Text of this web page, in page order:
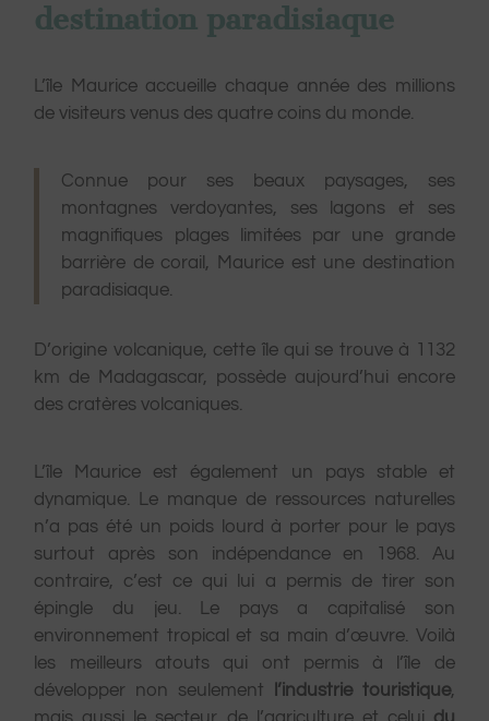
destination paradisiaque
L’île Maurice accueille chaque année des millions
de visiteurs venus des quatre coins du monde.
Connue pour ses beaux paysages, ses
montagnes verdoyantes, ses lagons et ses
magnifiques plages limitées par une grande
barrière de corail, Maurice est une destination
paradisiaque.
D’origine volcanique, cette île qui se trouve à 1132
km de Madagascar, possède aujourd’hui encore
des cratères volcaniques.
L’île Maurice est également un pays stable et
dynamique. Le manque de ressources naturelles
n’a pas été un poids lourd à porter pour le pays
surtout après son indépendance en 1968. Au
contraire, c’est ce qui lui a permis de tirer son
épingle du jeu. Le pays a capitalisé son
environnement tropical et sa main d’œuvre. Voilà
les meilleurs atouts qui ont permis à l’île de
développer non seulement
l’industrie touristique,